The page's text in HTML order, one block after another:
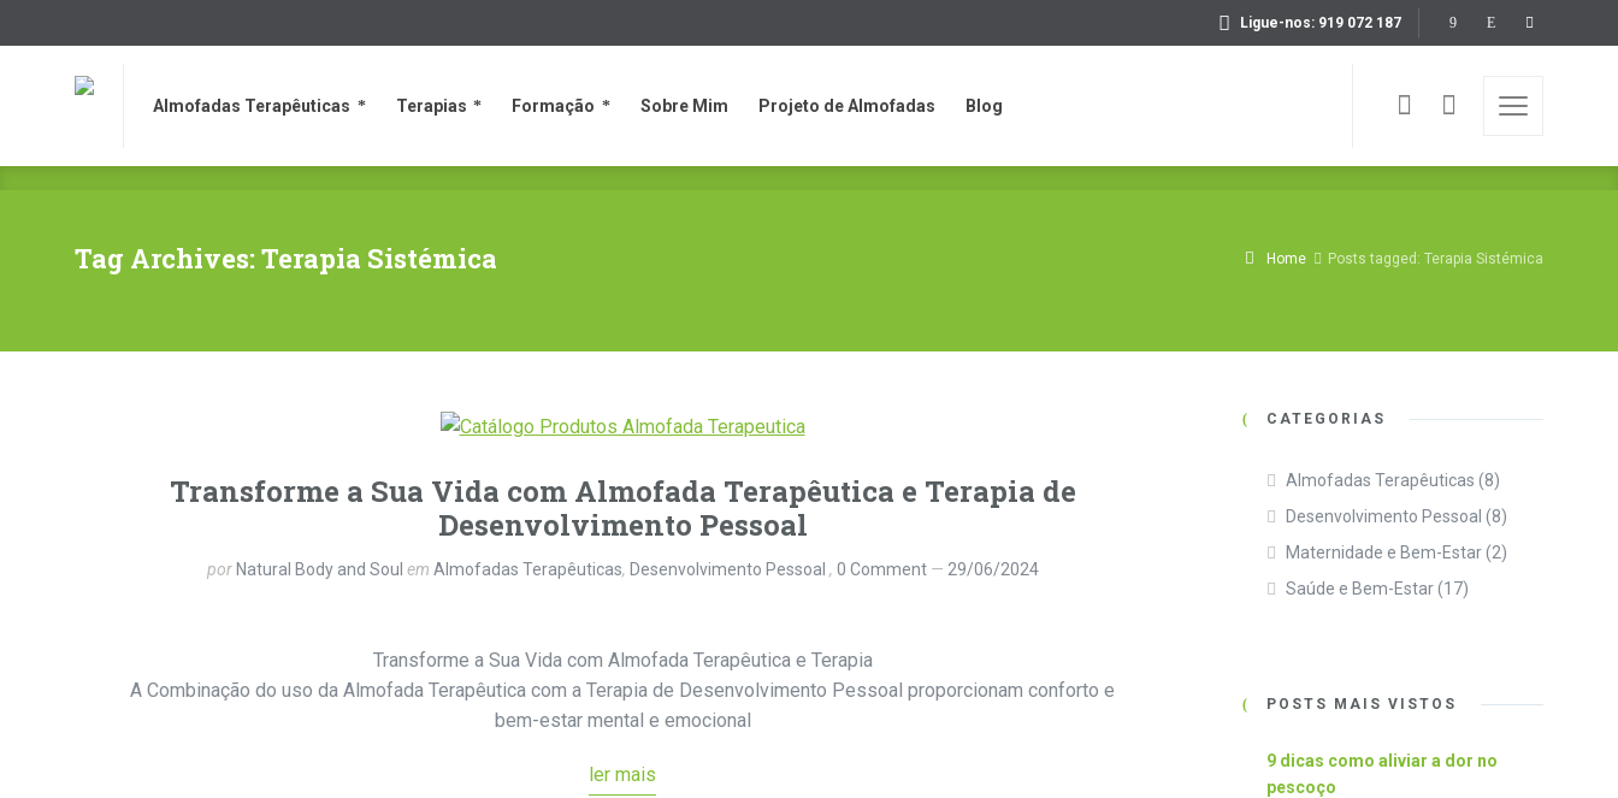
Ligue-nos: 919 072 187
Almofadas Terapêuticas Terapias Formação Sobre Mim Projeto de Almofadas Blog
Tag Archives: Terapia Sistémica Home Posts tagged: Terapia Sistémica
Transforme a Sua Vida com Almofada Terapêutica e Terapia de
Desenvolvimento Pessoal
por Natural Body and Soul em Almofadas Terapêuticas, Desenvolvimento Pessoal 0 Comment 29/06/2024
Transforme a Sua Vida com Almofada Terapêutica e Terapia
A Combinação do uso da Almofada Terapêutica com a Terapia de Desenvolvimento Pessoal proporcionam conforto e
bem-estar mental e emocional
ler mais
CATEGORIAS
Almofadas Terapêuticas (8)
Desenvolvimento Pessoal (8)
Maternidade e Bem-Estar(2)
Saúde e Bem-Estar(17)
POSTS MAIS VISTOS
9 dicas como aliviar a dor no
pescoço